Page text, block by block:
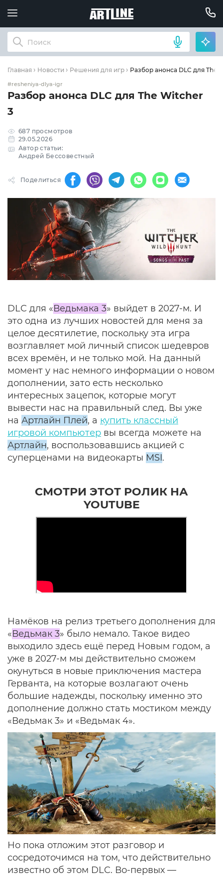
Главная Новости Решения для игр Разбор анонса DLC для The
#resheniya-dlya-igr
Разбор анонса DLC для The Witcher
3
687 просмотров
29.05.2026
Автор статьи:
Андрей Бессовестный
Поделиться
DLC для «Ведьмака 3» выйдет в 2027-м. И
это одна из лучших новостей для меня за
целое десятилетие, поскольку эта игра
возглавляет мой личный список шедевров
всех времён, и не только мой. На данный
момент у нас немного информации о новом
дополнении, зато есть несколько
интересных зацепок, которые могут
вывести нас на правильный след. Вы уже
на Артлайн Плей, а купить классный
игровой компьютер вы всегда можете на
Артлайн, воспользовавшись акцией с
суперценами на видеокарты MSI.
СМОТРИ ЭТОТ РОЛИК НА
YOUTUBE
Намёков на релиз третьего дополнения для
«Ведьмак 3» было немало. Такое видео
выходило здесь ещё перед Новым годом, а
уже в 2027-м мы действительно сможем
окунуться в новые приключения мастера
Герванта, на которые возлагают очень
большие надежды, поскольку именно это
дополнение должно стать мостиком между
«Ведьмак 3» и «Ведьмак 4».
Но пока отложим этот разговор и
сосредоточимся на том, что действительно
известно об этом DLC. Во-первых —